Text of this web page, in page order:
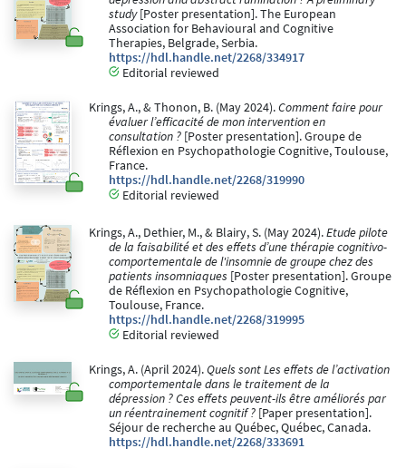
study[Poster presentation]. The European
Association for Behavioural and Cognitive
Therapies, Belgrade, Serbia.
https://hdl.handle.net/2268/334917
Editorial reviewed
Krings, A., & Thonon, B. (May 2024).Comment faire pour
évaluer l’efficacité de mon intervention en
consultation ? [Poster presentation]. Groupe de
Réflexion en Psychopathologie Cognitive, Toulouse,
France.
https://hdl.handle.net/2268/319990
Editorial reviewed
Krings, A., Dethier, M., & Blairy, S. (May 2024).Etude pilote
de la faisabilité et des effets d’une thérapie cognitivo-
comportementale de l'insomnie de groupe chez des
patients insomniaques [Poster presentation]. Groupe
de Réflexion en Psychopathologie Cognitive,
Toulouse, France.
https://hdl.handle.net/2268/319995
Editorial reviewed
Krings, A. (April 2024).Quels sont Les effets de l’activation
comportementale dans le traitement de la
dépression ? Ces effets peuvent-ils être améliorés par
un réentrainement cognitif ? [Paper presentation].
Séjour de recherche au Québec, Québec, Canada.
https://hdl.handle.net/2268/333691